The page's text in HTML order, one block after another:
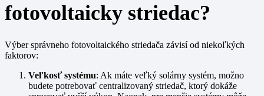
fotovoltaicky striedac?
Výber správneho fotovoltaického striedača závisí od niekoľkých
faktorov:
Veľkosť systému: Ak máte veľký solárny systém, možno
budete potrebovať centralizovaný striedač, ktorý dokáže